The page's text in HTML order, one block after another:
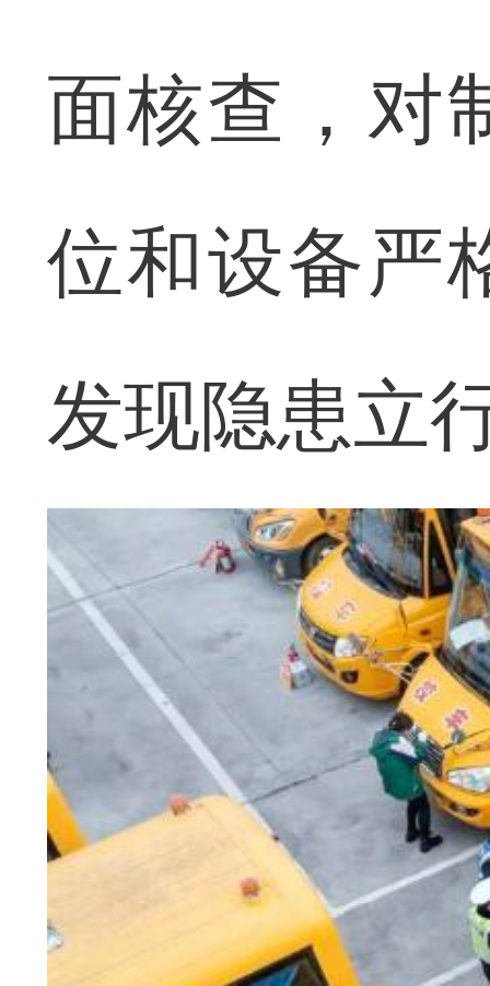
面核查，对
位和设备严
发现隐患立